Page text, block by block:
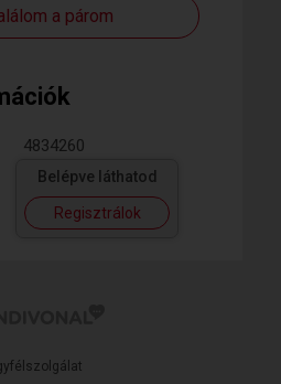
a párom
4834260
Belépve láthatod
Regisztrálok